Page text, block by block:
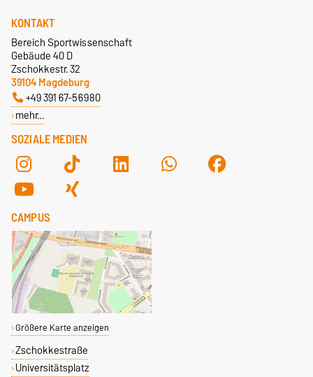
SOZIALE MEDIEN
KONTAKT
Bereich Sportwissenschaft
Gebäude 40 D
Zschokkestr. 32
39104 Magdeburg
+49 391 67-56980
mehr…
CAMPUS
Größere Karte anzeigen
Zschokkestraße
Universitätsplatz